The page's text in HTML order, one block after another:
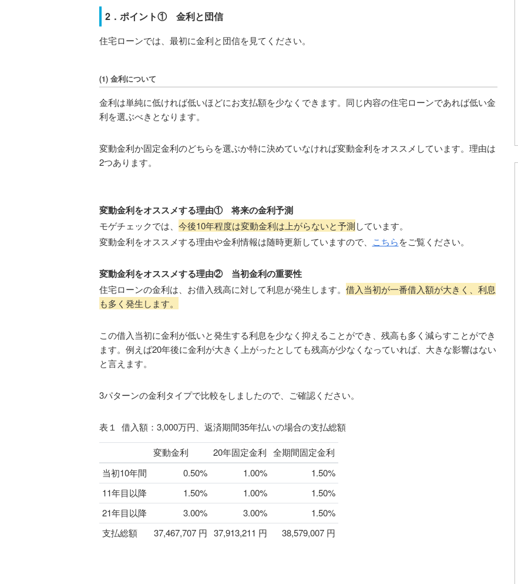
2．ポイント① 金利と団信
住宅ローンでは、最初に金利と団信を見てください。
(1) 金利について
金利は単純に低ければ低いほどにお支払額を少なくできます。同じ内容の住宅ローンであれば低い金
利を選ぶべきとなります。
変動金利か固定金利のどちらを選ぶか特に決めていなければ変動金利をオススメしています。理由は
2つあります。
変動金利をオススメする理由① 将来の金利予測
モゲチェックでは、 今後10年程度は変動金利は上がらないと予測しています。
変動金利をオススメする理由や金利情報は随時更新していますので、
こちらをご覧ください。
変動金利をオススメする理由② 当初金利の重要性
住宅ローンの金利は、お借入残高に対して利息が発生します。 借入当初が一番借入額が大きく、利息
も多く発生します。
この借入当初に金利が低いと発生する利息を少なく抑えることができ、残高も多く減らすことができ
ます。例えば20年後に金利が大きく上がったとしても残高が少なくなっていれば、大きな影響はない
と言えます。
3パターンの金利タイプで比較をしましたので、ご確認ください。
表１ 借入額：3,000万円、返済期間35年払いの場合の支払総額
変動金利 20年固定金利 全期間固定金利
当初10年間
0.50% 1.00%
1.50%
11年目以降
1.50% 1.00%
1.50%
21年目以降
3.00% 3.00%
1.50%
支払総額
37,467,707 円 37,913,211 円 38,579,007 円